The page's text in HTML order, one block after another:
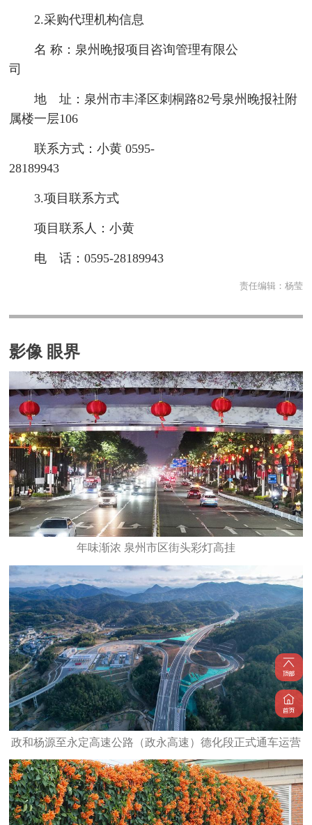
2.采购代理机构信息
名 称：泉州晚报项目咨询管理有限公
司
地 址：泉州市丰泽区刺桐路82号泉州晚报社附
属楼一层106
联系方式：小黄 0595-
28189943
3.项目联系方式
项目联系人：小黄
电 话：0595-28189943
责任编辑： 杨莹
影像 眼界
年味渐浓 泉州市区街头彩灯高挂
政和杨源至永定高速公路（政永高速）德化段正式通车运营